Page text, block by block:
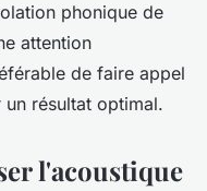
phonique de
attention
de faire appel
résultat optimal.
l'acoustique